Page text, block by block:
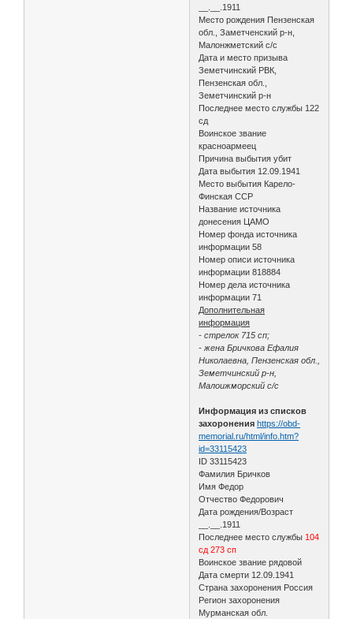
__.__.1911
Место рождения Пензенская
обл., Заметченский р-н,
Малонжметский с/с
Дата и место призыва
Земетчинский РВК,
Пензенская обл.,
Земетчинский р-н
Последнее место службы 122
сд
Воинское звание
красноармеец
Причина выбытия убит
Дата выбытия 12.09.1941
Место выбытия Карело-
Финская ССР
Название источника
донесения ЦАМО
Номер фонда источника
информации 58
Номер описи источника
информации 818884
Номер дела источника
информации 71
Дополнительная
информация
- стрелок 715 сп;
- жена Бричкова Ефалия
Николаевна, Пензенская обл.,
Земетчинский р-н,
Малоижморский с/с
Информация из списков
захоронения https://obd-
memorial.ru/html/info.htm?
id=33115423
ID 33115423
Фамилия Бричков
Имя Федор
Отчество Федорович
Дата рождения/Возраст
__.__.1911
Последнее место службы 104
сд 273 сп
Воинское звание рядовой
Дата смерти 12.09.1941
Страна захоронения Россия
Регион захоронения
Мурманская обл.